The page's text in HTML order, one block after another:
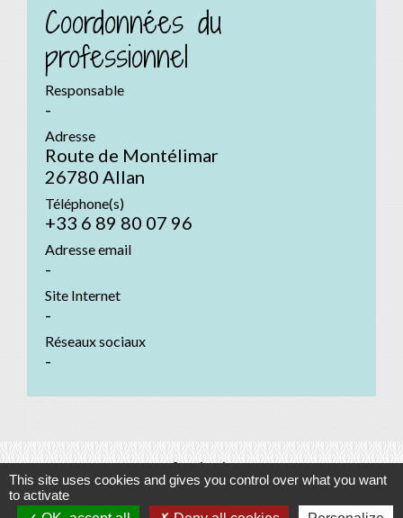
Coordonnées du
professionnel
Responsable
-
Adresse
Route de Montélimar
26780 Allan
Téléphone(s)
+33 6 89 80 07 96
Adresse email
-
Site Internet
-
Réseaux sociaux
-
Contacts
Commune d'Allan
This site uses cookies and gives you control over what you want
to activate